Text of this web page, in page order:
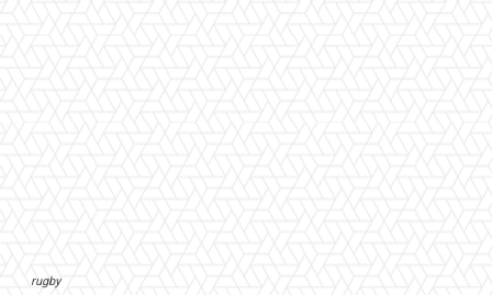
rugby